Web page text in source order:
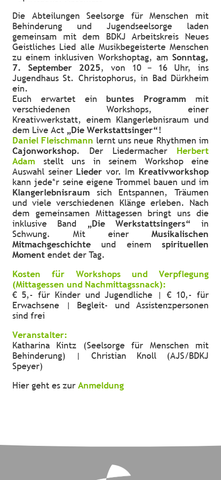
Die Abteilungen Seelsorge für Menschen mit
Behinderung und Jugendseelsorge laden
gemeinsam mit dem BDKJ Arbeitskreis Neues
Geistliches Lied alle Musikbegeisterte Menschen
zu einem inklusiven Workshoptag, am Sonntag,
7. September 2025, von 10 – 16 Uhr, ins
Jugendhaus St. Christophorus, in Bad Dürkheim
ein.
Euch erwartet ein buntes Programm mit
verschiedenen Workshops, einer
Kreativwerkstatt, einem Klangerlebnisraum und
dem Live Act „Die Werkstattsinger“!
Daniel Fleischmann lernt uns neue Rhythmen im
Cajonworkshop. Der Liedermacher Herbert
Adam stellt uns in seinem Workshop eine
Auswahl seiner Lieder vor. Im Kreativworkshop
kann jede*r seine eigene Trommel bauen und im
Klangerlebnisraum sich Entspannen, Träumen
und viele verschiedenen Klänge erleben. Nach
dem gemeinsamen Mittagessen bringt uns die
inklusive Band „Die Werkstattsingers“ in
Schwung. Mit einer Musikalischen
Mitmachgeschichte und einem spirituellen
Moment endet der Tag.
Kosten für Workshops und Verpflegung
(Mittagessen und Nachmittagssnack):
€ 5,- für Kinder und Jugendliche | € 10,- für
Erwachsene | Begleit- und Assistenzpersonen
sind frei
Veranstalter:
Katharina Kintz (Seelsorge für Menschen mit
Behinderung) | Christian Knoll (AJS/BDKJ
Speyer)
Hier geht es zur Anmeldung